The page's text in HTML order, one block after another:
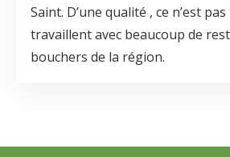
Saint. D’une qualité , ce n’est
travaillent avec beaucoup de
bouchers de la région.